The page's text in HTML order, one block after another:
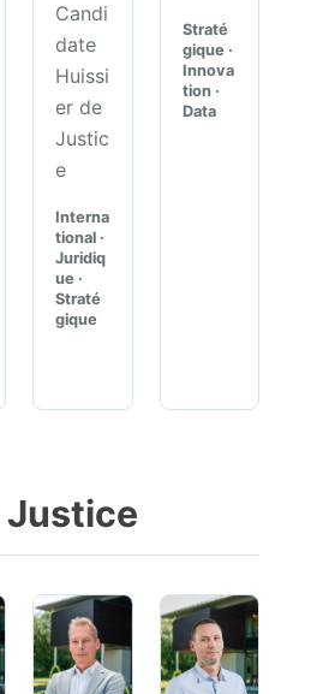
Candi
date
Huissi
er de
Justic
e
Interna
tional ·
Juridiq
ue ·
Straté
gique
Straté
gique ·
Innova
tion ·
Data
Justice